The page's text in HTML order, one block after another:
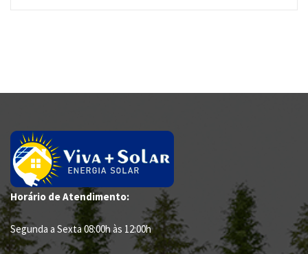
Horário de Atendimento:
Segunda a Sexta 08:00h às 12:00h